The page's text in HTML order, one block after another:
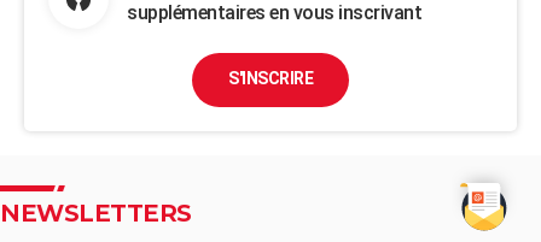
supplémentaires en vous inscrivant
S'INSCRIRE
NEWSLETTERS